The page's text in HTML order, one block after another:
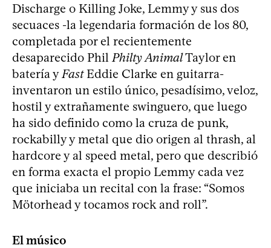
Discharge o Killing Joke, Lemmy y sus dos
secuaces -la legendaria formación de los 80,
completada por el recientemente
desaparecido Phil Philty AnimalTaylor en
batería y FastEddie Clarke en guitarra-
inventaron un estilo único, pesadísimo, veloz,
hostil y extrañamente swinguero, que luego
ha sido definido como la cruza de punk,
rockabilly y metal que dio origen al thrash, al
hardcore y al speed metal, pero que describió
en forma exacta el propio Lemmy cada vez
que iniciaba un recital con la frase: “Somos
Mötorhead y tocamos rock and roll”.
El músico